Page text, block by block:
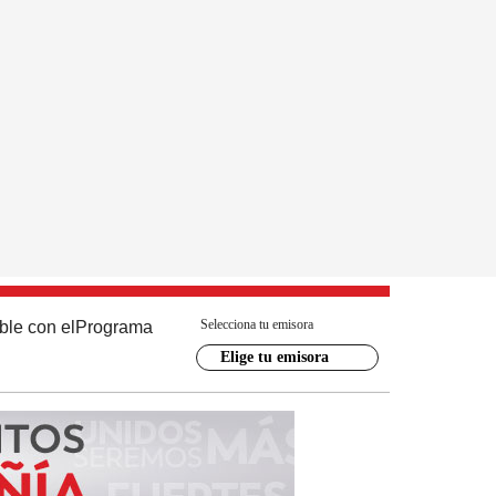
con el Programa Selecciona tu emisora
Elige tu emisora